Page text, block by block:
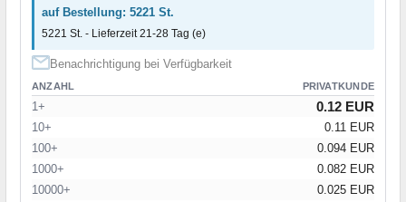
auf Bestellung: 5221 St.
5221 St. - Lieferzeit 21-28 Tag (e)
Benachrichtigung bei Verfügbarkeit
ANZAHL PRIVATKUNDE
1+ 0.12 EUR
10+
0.11 EUR
100+
0.094 EUR
1000+
0.082 EUR
10000+
0.025 EUR